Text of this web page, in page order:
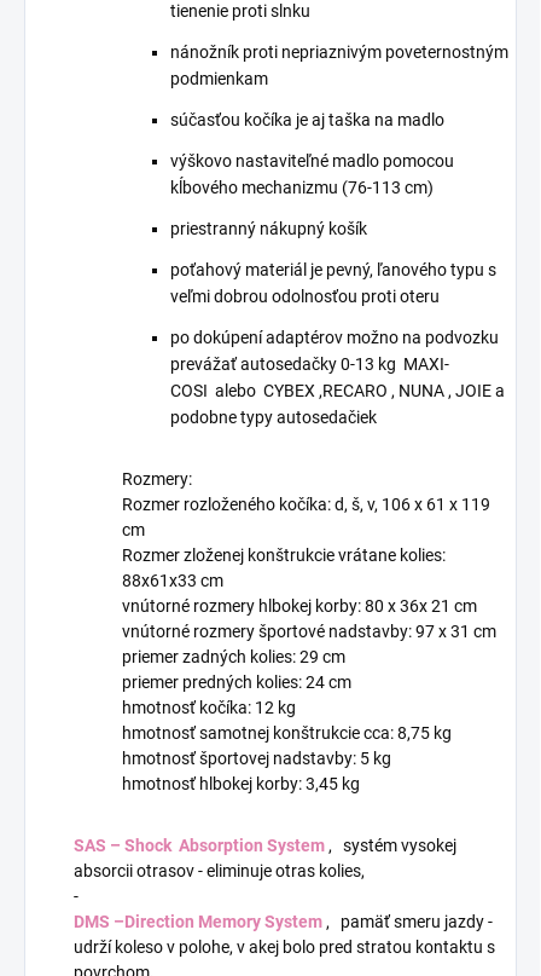
tienenie proti slnku
nánožník proti nepriaznivým poveternostným
podmienkam
súčasťou kočíka je aj taška na madlo
výškovo nastaviteľné madlo pomocou
kĺbového mechanizmu (76-113 cm)
priestranný nákupný košík
poťahový materiál je pevný, ľanového typu s
veľmi dobrou odolnosťou proti oteru
po dokúpení adaptérov možno na podvozku
prevážať autosedačky 0-13 kg MAXI-
COSI alebo CYBEX ,RECARO , NUNA , JOIE a
podobne typy autosedačiek
Rozmery:
Rozmer rozloženého kočíka: d, š, v, 106 x 61 x 119
cm
Rozmer zloženej konštrukcie vrátane kolies:
88x61x33 cm
vnútorné rozmery hlbokej korby: 80 x 36x 21 cm
vnútorné rozmery športové nadstavby: 97 x 31 cm
priemer zadných kolies: 29 cm
priemer predných kolies: 24 cm
hmotnosť kočíka: 12 kg
hmotnosť samotnej konštrukcie cca: 8,75 kg
hmotnosť športovej nadstavby: 5 kg
hmotnosť hlbokej korby: 3,45 kg
SAS – Shock Absorption System , systém vysokej
absorcii otrasov - eliminuje otras kolies,
-
DMS –Direction Memory System , pamäť smeru jazdy -
udrží koleso v polohe, v akej bolo pred stratou kontaktu s